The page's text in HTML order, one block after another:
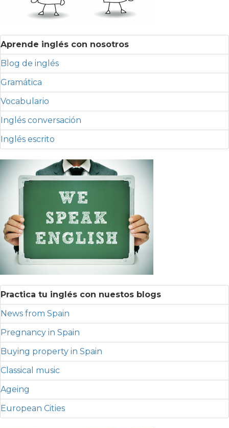
Aprende inglés con nosotros
Blog de inglés
Gramática
Vocabulario
Inglés conversación
Inglés escrito
Practica tu inglés con nuestos blogs
News from Spain
Pregnancy in Spain
Buying property in Spain
Classical music
Ageing
European Cities